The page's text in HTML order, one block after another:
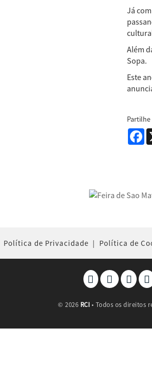
Já
Além
Sopa.
Este
Partilhe
Política de Privacidade | Política de
©2026 RCI • Todos os direitos